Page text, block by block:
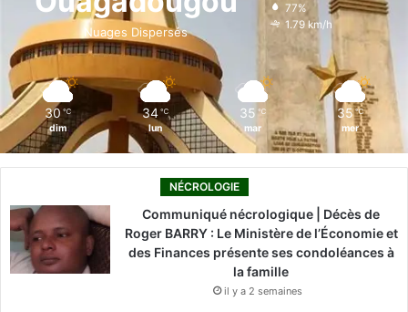
o
k
i
n
r
Nuages Dispersés
77%
1.79 km/h
30 ℃
dim
34 ℃
lun
35 ℃
mar
35 ℃
mer
NÉCROLOGIE
Communiqué nécrologique | Décès de
Roger BARRY : Le Ministère de l’Économie et
des Finances présente ses condoléances à
la famille
il y a 2 semaines